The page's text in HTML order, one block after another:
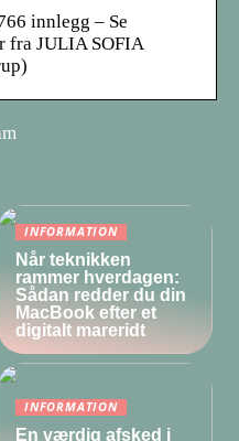
innlegg – Se
fra JULIA SOFIA
INFORMATION
Når teknikken
rammer hverdagen:
Sådan redder du din
MacBook efter et
digitalt mareridt
INFORMATION
En værdig afsked i